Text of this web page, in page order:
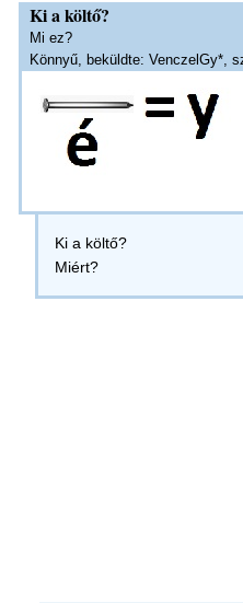
Ki a költő?
Mi ez?
Könnyű, beküldte: VenczelGy*,
Ki a költő?
Miért?